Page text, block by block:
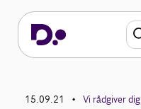
15.09.21 • Vi rådgiver dig